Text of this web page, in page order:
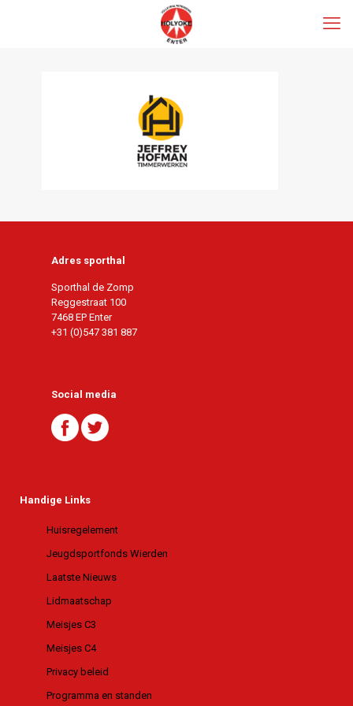
Adres sporthal
Sporthal de Zomp
Reggestraat 100
7468 EP Enter
+31 (0)547 381 887
Social media
Handige Links
Huisregelement
Jeugdsportfonds Wierden
Laatste Nieuws
Lidmaatschap
Meisjes C3
Meisjes C4
Privacy beleid
Programma en standen